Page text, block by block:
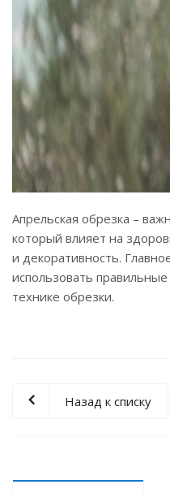
Апрельская обрезка –
который влияет на
и декоративность.
использовать
технике обрезки.
Назад к списку